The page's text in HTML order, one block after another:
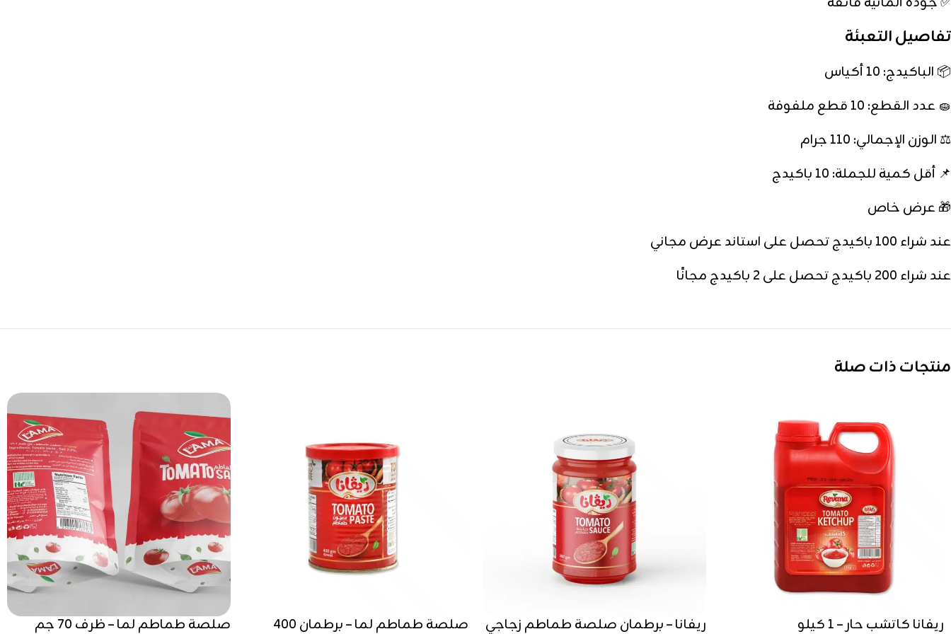
تفاصيل التعبئة
📦 الباكيدج: 10 أكياس
🧽 عدد القطع: 10 قطع ملفوفة
⚖️ الوزن الإجمالي: 110 جرام
📌 أقل كمية للجملة: 10 باكيدج
🎁 عرض خاص
عند شراء 100 باكيدج تحصل على استاند عرض مجاني
عند شراء 200 باكيدج تحصل على 2 باكيدج مجانًا
منتجات ذات صلة
ريفانا كاتشب حار – 1 كيلو
ريفانا – برطمان صلصة طماطم زجاجي
صلصة طماطم لما – برطمان 400
صلصة طماطم لما – ظرف 70 جم